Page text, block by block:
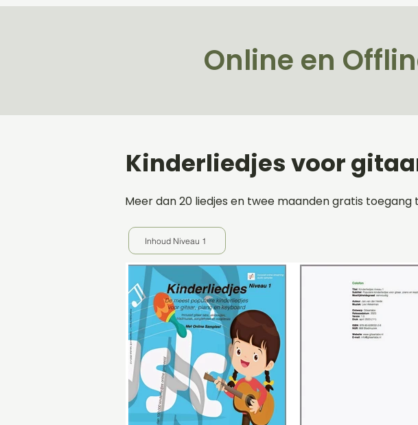
Online en
Kinderliedjes voor
Meer dan 20 liedjes en twee maanden gratis
Inhoud Niveau 1